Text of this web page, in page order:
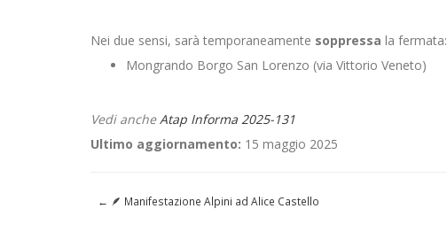
Nei due sensi, sarà temporaneamente soppressa la fermata:
Mongrando Borgo San Lorenzo (via Vittorio Veneto)
Vedi ancheAtap Informa 2025-131
Ultimo aggiornamento: 15 maggio 2025
← 🪶 Manifestazione Alpini ad Alice Castello